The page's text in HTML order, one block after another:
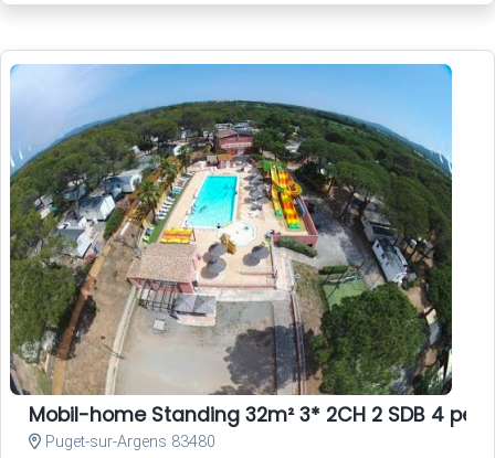
Mobil-home Standing 32m² 3* 2CH 2 SDB 4
Puget-sur-Argens 83480